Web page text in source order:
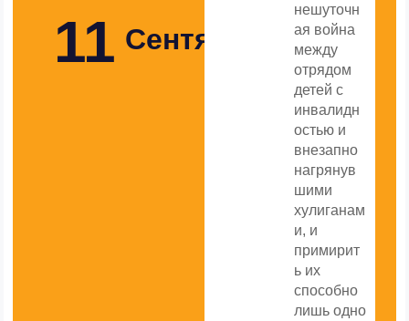
11 Сентября
нешуточн
ая война
между
отрядом
детей с
инвалидн
остью и
внезапно
нагрянув
шими
хулиганам
и, и
примирит
ь их
способно
лишь одно